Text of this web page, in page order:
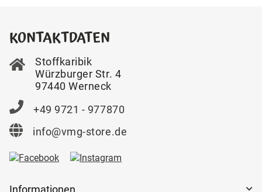
KONTAKTDATEN
Stoffkaribik
Würzburger Str. 4
97440 Werneck
+49 9721 - 977870
info@vmg-store.de
Informationen